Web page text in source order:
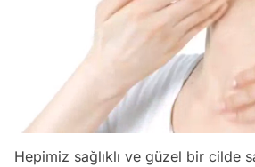
Hepimiz sağlıklı ve güzel bir cilde